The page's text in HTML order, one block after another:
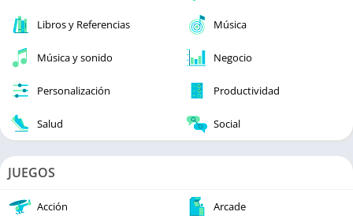
Libros y Referencias Música
Música y sonido Negocio
Personalización Productividad
Salud Social
JUEGOS
Acción Arcade